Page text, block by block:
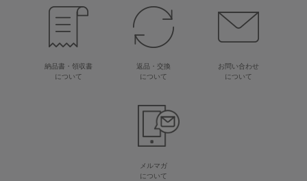
納品書・領収書
について
返品・交換
について
お問い合わせ
について
メルマガ
について